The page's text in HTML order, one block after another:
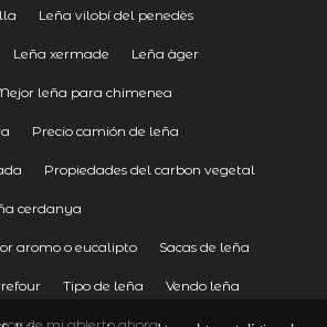
Leña vilobí del penedès
Leña xermade Leña àger
leña para chimenea
Precio camión de leña
Propiedades del carbon vegetal
cerdanya
aromo o eucalipto Sacas de leña
Tipo de leña Vendo leña